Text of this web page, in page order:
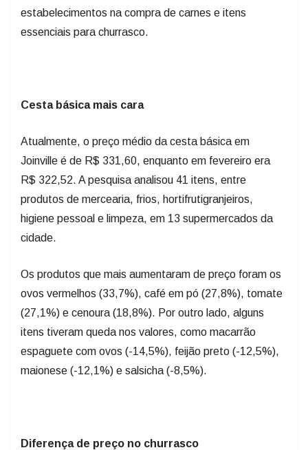
estabelecimentos na compra de carnes e itens
essenciais para churrasco.
Cesta básica mais cara
Atualmente, o preço médio da cesta básica em
Joinville é de R$ 331,60, enquanto em fevereiro era
R$ 322,52. A pesquisa analisou 41 itens, entre
produtos de mercearia, frios, hortifrutigranjeiros,
higiene pessoal e limpeza, em 13 supermercados da
cidade.
Os produtos que mais aumentaram de preço foram os
ovos vermelhos (33,7%), café em pó (27,8%), tomate
(27,1%) e cenoura (18,8%). Por outro lado, alguns
itens tiveram queda nos valores, como macarrão
espaguete com ovos (-14,5%), feijão preto (-12,5%),
maionese (-12,1%) e salsicha (-8,5%).
Diferença de preço no churrasco